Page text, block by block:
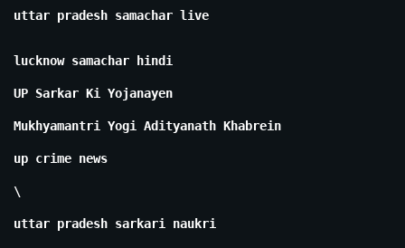
uttar pradesh samachar live
lucknow samachar hindi
UP Sarkar Ki Yojanayen
Mukhyamantri Yogi Adityanath Khabrein
up crime news
\
uttar pradesh sarkari naukri